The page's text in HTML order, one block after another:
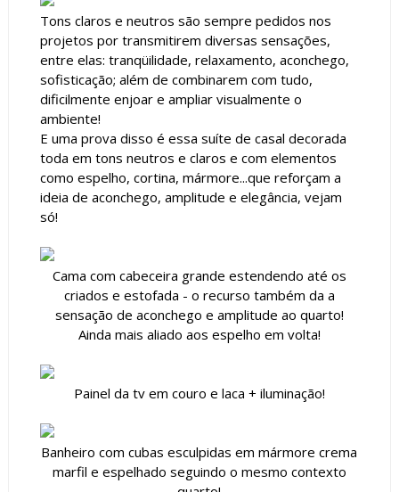
Tons claros e neutros são sempre pedidos nos
projetos por transmitirem diversas sensações,
entre elas: tranqüilidade, relaxamento, aconchego,
sofisticação; além de combinarem com tudo,
dificilmente enjoar e ampliar visualmente o
ambiente!
E uma prova disso é essa suíte de casal decorada
toda em tons neutros e claros e com elementos
como espelho, cortina, mármore...que reforçam a
ideia de aconchego, amplitude e elegância, vejam
só!
Cama com cabeceira grande estendendo até os
criados e estofada - o recurso também da a
sensação de aconchego e amplitude ao quarto!
Ainda mais aliado aos espelho em volta!
Painel da tv em couro e laca + iluminação!
Banheiro com cubas esculpidas em mármore crema
marfil e espelhado seguindo o mesmo contexto